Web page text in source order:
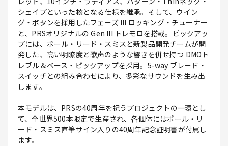
シェイプといった核となる仕様を継承。そして、ウイン
グ・ボタンを採用したフェーズ III ロッキング・チューナー
と、PRSオリジナルの Gen III トレモロを搭載。ピックアッ
プには、ポール・リード・スミスと新製品開発チームが開
発した、高い明瞭度と歌声のような響きを併せ持つ DMOト
レブル＆ベース・ピックアップを採用。5-way ブレード・
スイッチとの組み合わせにより、多彩なサウンドを生み出
します。
本モデルは、PRSの40周年を祝うプロジェクトの一環とし
て、全世界500本限定で生産され、各個体にはポール・リ
ード・スミス直筆サイン入りの40周年記念証明書が付属し
ます。